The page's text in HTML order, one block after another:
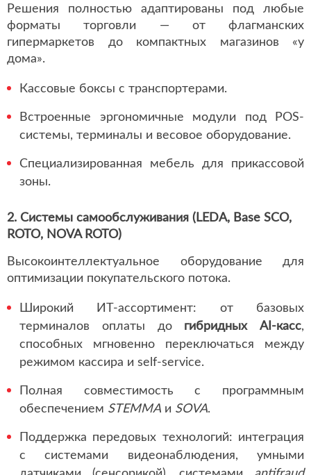
Решения полностью адаптированы под любые
форматы торговли — от флагманских
гипермаркетов до компактных магазинов «у
дома».
Кассовые боксы с транспортерами.
Встроенные эргономичные модули под POS-
системы, терминалы и весовое оборудование.
Специализированная мебель для прикассовой
зоны.
2. Системы самообслуживания (LEDA, Base SCO,
ROTO, NOVA ROTO)
Высокоинтеллектуальное оборудование для
оптимизации покупательского потока.
Широкий ИТ-ассортимент: от базовых
терминалов оплаты до гибридных AI-касс,
способных мгновенно переключаться между
режимом кассира и self-service.
Полная совместимость с программным
обеспечением STEMMA и SOVA.
Поддержка передовых технологий: интеграция
с системами видеонаблюдения, умными